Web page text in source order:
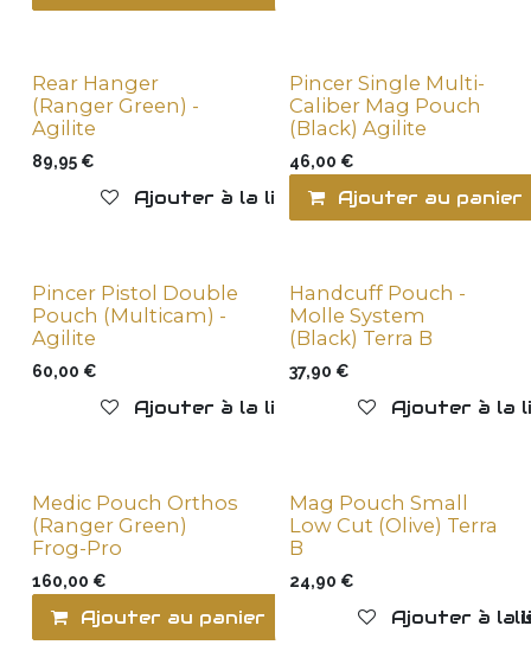
Rear Hanger
(Ranger Green) -
Agilite
89,95 €
Ajouter à la liste de souhaits
Pincer Single Multi-
Caliber Mag Pouch
(Black) Agilite
46,00 €
Ajouter au panier
Pincer Pistol Double
Pouch (Multicam) -
Agilite
60,00 €
Ajouter à la liste de souhaits
Handcuff Pouch -
Molle System
(Black) Terra B
37,90 €
Ajouter à la
Medic Pouch Orthos
(Ranger Green)
Frog-Pro
160,00 €
Ajouter au panier Ajouter à la
Mag Pouch Small
Low Cut (Olive) Terra
B
24,90 €
Ajouter à la